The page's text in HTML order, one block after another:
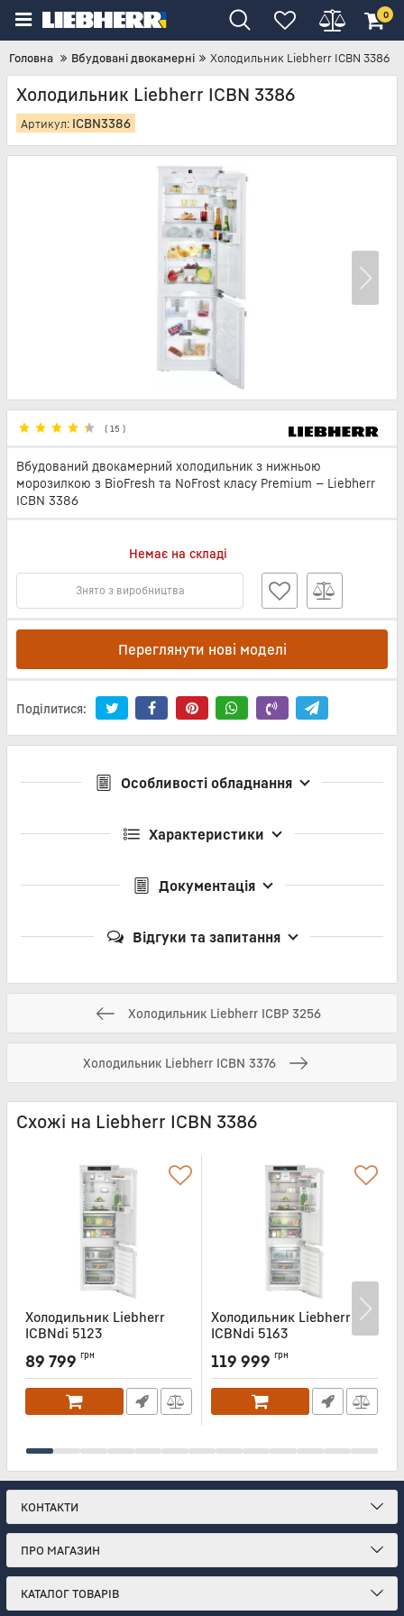
0
Головна Вбудовані двокамерні Холодильник Liebherr ICBN 3386
Холодильник Liebherr ICBN 3386
Артикул: ICBN3386
( 15 )
Вбудований двокамерний холодильник з нижньою
морозилкою з BioFresh та NoFrost класу Premium — Liebherr
ICBN 3386
Немає на складі
Знято з виробництва
Переглянути нові моделі
Поділитися:
Особливості обладнання
Характеристики
Документація
Відгуки та запитання
Холодильник Liebherr ICBP 3256
Холодильник Liebherr ICBN 3376
Схожі на Liebherr ICBN 3386
Холодильник Liebherr
ICBNdi 5123
ICBNDI5123
89 799 грн
Холодильник Liebherr
ICBNdi 5163
ICBNDI5163
119 999 грн
КОНТАКТИ
ПРО МАГАЗИН
КАТАЛОГ ТОВАРІВ